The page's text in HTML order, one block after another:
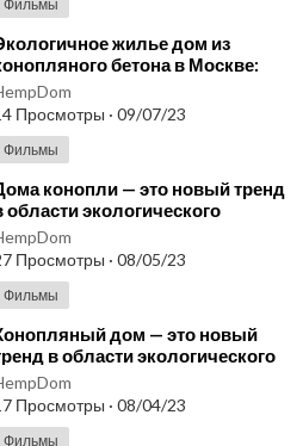
Фильмы
жилье дом из
бетона в Москве:
тренд в строительстве
Просмотры · 09/07/23
Фильмы
конопли — это новый тренд
области экологического
hempshops.biz
Просмотры · 08/05/23
Фильмы
дом — это новый
в области экологического
hempshops.biz
Просмотры · 08/04/23
Фильмы